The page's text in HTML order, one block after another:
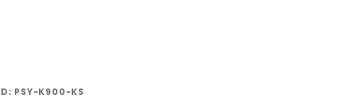
PSY-K900-KS